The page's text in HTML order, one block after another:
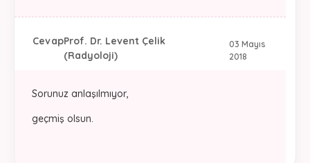
03 Mayıs
2018
CevapProf. Dr. Levent Çelik
(Radyoloji)
Sorunuz anlaşılmıyor,
geçmiş olsun.